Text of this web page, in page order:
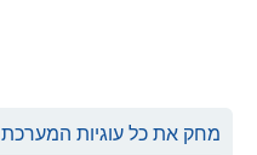
מחק את כל עוגיות המערכת